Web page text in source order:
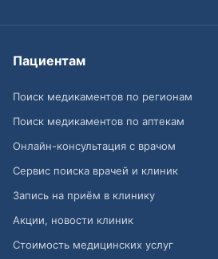
Пациентам
Поиск медикаментов по регионам
Поиск медикаментов по аптекам
Онлайн-консультация с врачом
Сервис поиска врачей и клиник
Запись на приём в клинику
Акции, новости клиник
Стоимость медицинских услуг